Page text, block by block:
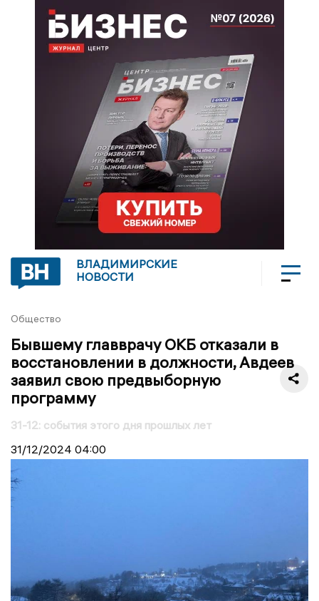
ВЛАДИМИРСКИЕ
НОВОСТИ
Общество
Бывшему главврачу ОКБ отказали в
восстановлении в должности, Авдеев
заявил свою предвыборную
программу
31-12: события этого дня прошлых лет
31/12/2024 04:00